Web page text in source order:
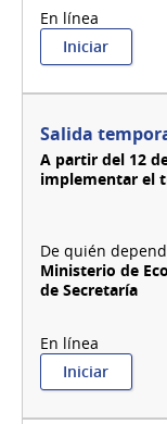
Iniciar:
Sala
-
Salida
A partir del 12
implementar el
Ministerio de
de Secretaría
Iniciar:
Salida